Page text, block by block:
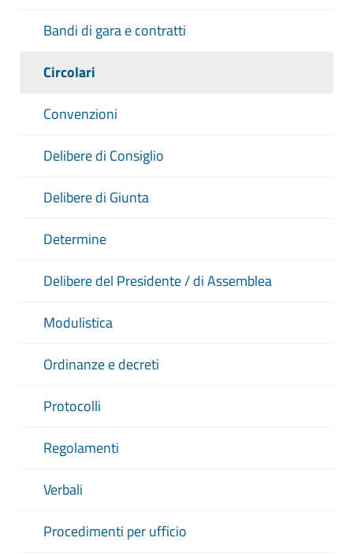
Bandi di gara e contratti
Circolari
Convenzioni
Delibere di Consiglio
Delibere di Giunta
Determine
Delibere del Presidente / di Assemblea
Modulistica
Ordinanze e decreti
Protocolli
Regolamenti
Verbali
Procedimenti per ufficio